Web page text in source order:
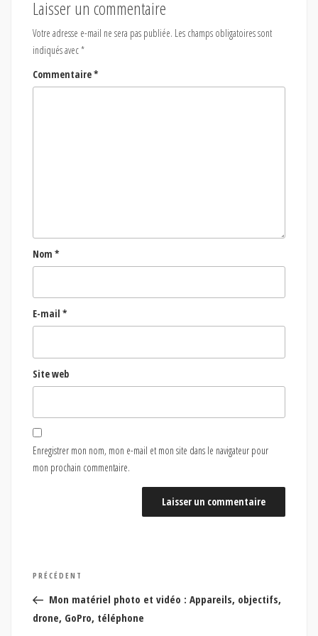
Laisser un commentaire
Votre adresse e-mail ne sera pas publiée. Les champs obligatoires sont
indiqués avec*
Commentaire*
Nom *
E-mail *
Site web
Enregistrer mon nom, mon e-mail et mon site dans le navigateur pour
mon prochain commentaire.
Navigation
de
l’article
Article
précédent
PRÉCÉDENT
Mon matériel photo et vidéo : Appareils, objectifs,
drone, GoPro, téléphone